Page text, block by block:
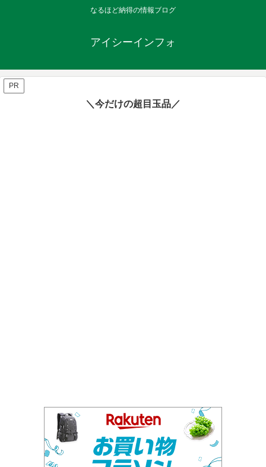
なるほど納得の情報ブログ
アイシーインフォ
PR
＼今だけの超目玉品／